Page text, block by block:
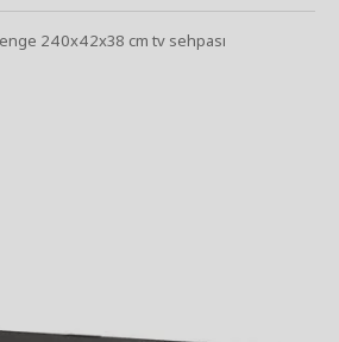
240x42x38 cm tv sehpası